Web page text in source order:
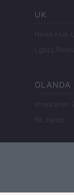
UK
News Hub
Lgbtq News
OLANDA
Investeren
NL Newz